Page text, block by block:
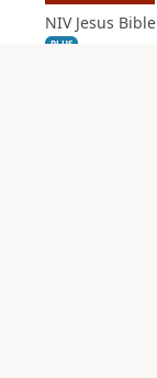
NIV Jesus Bible
PLUS